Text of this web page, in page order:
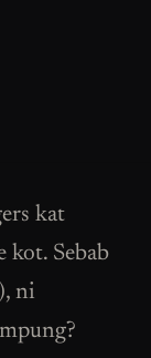
kat
kot. Sebab
ni